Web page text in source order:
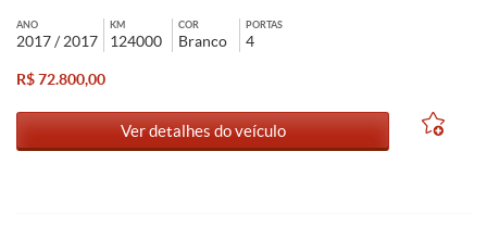
ANO
2017 / 2017
KM
124000
COR
Branco
PORTAS
4
R$ 72.800,00
Ver detalhes do veículo